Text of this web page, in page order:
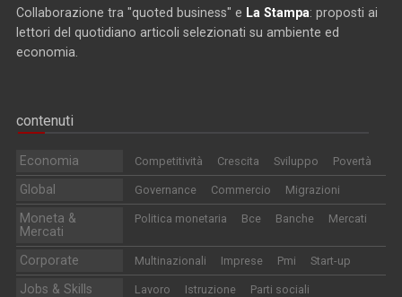
Collaborazione tra "quoted business" e La Stampa: proposti ai
lettori del quotidiano articoli selezionati su ambiente ed
economia.
contenuti
Economia Competitività Crescita Sviluppo Povertà
Global Governance Commercio Migrazioni
Moneta &
Mercati
Politica monetaria Bce Banche Mercati
Corporate Multinazionali Imprese Pmi Start-up
Jobs & Skills Lavoro Istruzione
Parti sociali